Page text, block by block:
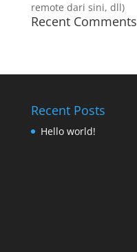
remote dari sini, dll)
Recent Comments
Recent Posts
Hello world!